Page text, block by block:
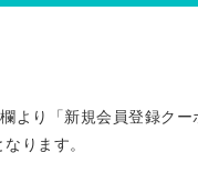
り「新規会員登録クー
ります。